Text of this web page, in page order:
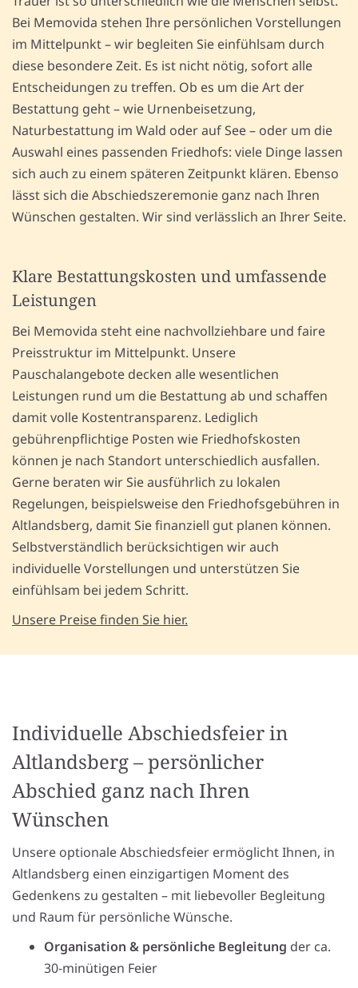
Bei Memovida stehen Ihre persönlichen Vorstellungen
im Mittelpunkt – wir begleiten Sie einfühlsam durch
diese besondere Zeit. Es ist nicht nötig, sofort alle
Entscheidungen zu treffen. Ob es um die Art der
Bestattung geht – wie Urnenbeisetzung,
Naturbestattung im Wald oder auf See – oder um die
Auswahl eines passenden Friedhofs: viele Dinge lassen
sich auch zu einem späteren Zeitpunkt klären. Ebenso
lässt sich die Abschiedszeremonie ganz nach Ihren
Wünschen gestalten. Wir sind verlässlich an Ihrer Seite.
Klare Bestattungskosten und umfassende
Leistungen
Bei Memovida steht eine nachvollziehbare und faire
Preisstruktur im Mittelpunkt. Unsere
Pauschalangebote decken alle wesentlichen
Leistungen rund um die Bestattung ab und schaffen
damit volle Kostentransparenz. Lediglich
gebührenpflichtige Posten wie Friedhofskosten
können je nach Standort unterschiedlich ausfallen.
Gerne beraten wir Sie ausführlich zu lokalen
Regelungen, beispielsweise den Friedhofsgebühren in
Altlandsberg, damit Sie finanziell gut planen können.
Selbstverständlich berücksichtigen wir auch
individuelle Vorstellungen und unterstützen Sie
einfühlsam bei jedem Schritt.
Unsere Preise finden Sie hier.
Individuelle Abschiedsfeier in
Altlandsberg – persönlicher
Abschied ganz nach Ihren
Wünschen
Unsere optionale Abschiedsfeier ermöglicht Ihnen, in
Altlandsberg einen einzigartigen Moment des
Gedenkens zu gestalten – mit liebevoller Begleitung
und Raum für persönliche Wünsche.
Organisation & persönliche Begleitung der ca.
30-minütigen Feier